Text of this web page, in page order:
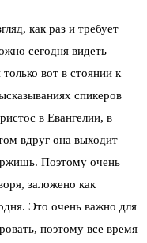
как раз и требует
сегодня видеть
вот в стоянии к
спикеров
в Евангелии, в
вдруг она выходит
Поэтому очень
заложено как
Это очень важно для
поэтому все время